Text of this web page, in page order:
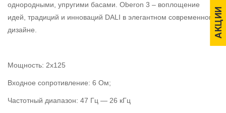
АКЦИИ
АКЦИИ
однородными, упругими басами. Oberon 3 – воплощение
идей, традиций и инноваций DALI в элегантном современном
дизайне.
Мощность: 2x125
Входное сопротивление: 6 Ом;
Частотный диапазон: 47 Гц — 26 кГц